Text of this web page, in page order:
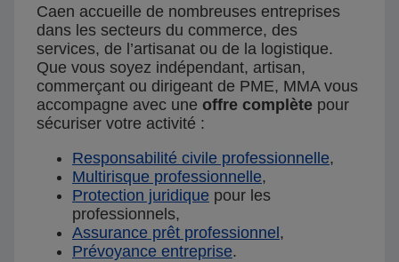
Caen accueille de nombreuses entreprises
dans les secteurs du commerce, des
services, de l’artisanat ou de la logistique.
Que vous soyez indépendant, artisan,
commerçant ou dirigeant de PME, MMA vous
accompagne avec une offre complète pour
sécuriser votre activité :
Responsabilité civile professionnelle,
Multirisque professionnelle,
Protection juridique pour les
professionnels,
Assurance prêt professionnel ,
Prévoyance entreprise.